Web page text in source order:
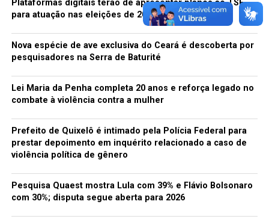
Plataformas digitais terão de apresentar planos ao TSE
para atuação nas eleições de 2026
Nova espécie de ave exclusiva do Ceará é descoberta por
pesquisadores na Serra de Baturité
Lei Maria da Penha completa 20 anos e reforça legado no
combate à violência contra a mulher
Prefeito de Quixelô é intimado pela Polícia Federal para
prestar depoimento em inquérito relacionado a caso de
violência política de gênero
Pesquisa Quaest mostra Lula com 39% e Flávio Bolsonaro
com 30%; disputa segue aberta para 2026